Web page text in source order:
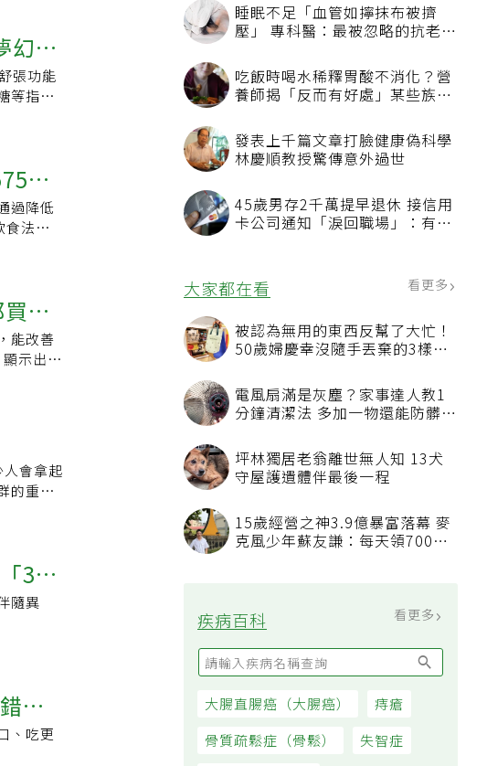
睡眠不足「血管如擰抹布被擠
壓」 專科醫：最被忽略的抗老方
吃飯時喝水稀釋胃酸不消化？營
養師揭「反而有好處」某些族群
發表上千篇文章打臉健康偽科學
林慶順教授驚傳意外過世
45歲男存2千萬提早退休 接信用
卡公司通知「淚回職場」：有錢
大家都在看 看更多
被認為無用的東西反幫了大忙！
50歲婦慶幸沒隨手丟棄的3樣物
電風扇滿是灰塵？家事達人教1
分鐘清潔法 多加一物還能防髒汙
坪林獨居老翁離世無人知 13犬
守屋護遺體伴最後一程
15歲經營之神3.9億暴富落幕 麥
克風少年蘇友謙：每天領700元
疾病百科 看更多
大腸直腸癌（大腸癌）
痔瘡
骨質疏鬆症（骨鬆）
失智症
幻水
張功能
等指標
大
過降低
法有助
得
能改善
示出生
會拿起
的重要
3情
隨異
時
、吃更